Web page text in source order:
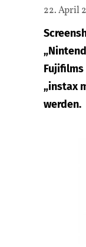
22. April
„instax
werden.